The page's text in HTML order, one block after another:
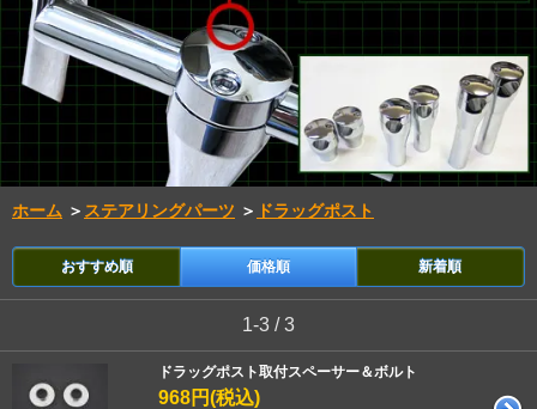
ホーム ＞ ステアリングパーツ ＞ ドラッグポスト
おすすめ順 価格順 新着順
1-3 / 3
ドラッグポスト取付スペーサー＆ボルト
968円(税込)